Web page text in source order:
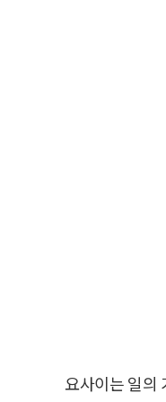
요사이는 일의